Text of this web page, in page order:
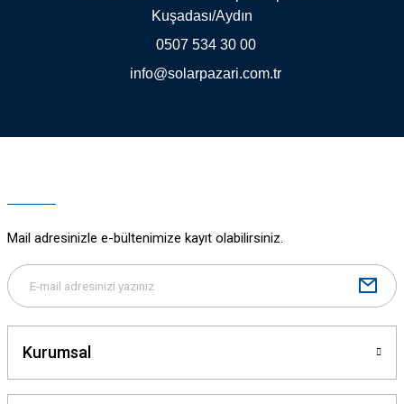
Gönder
Kuşadası/Aydın
0507 534 30 00
info@solarpazari.com.tr
Mail adresinizle e-bültenimize kayıt olabilirsiniz.
Kurumsal